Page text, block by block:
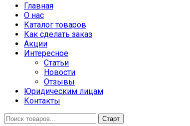
Главная
О нас
Каталог товаров
Как сделать заказ
Акции
Интересное
Статьи
Новости
Отзывы
Юридическим лицам
Контакты